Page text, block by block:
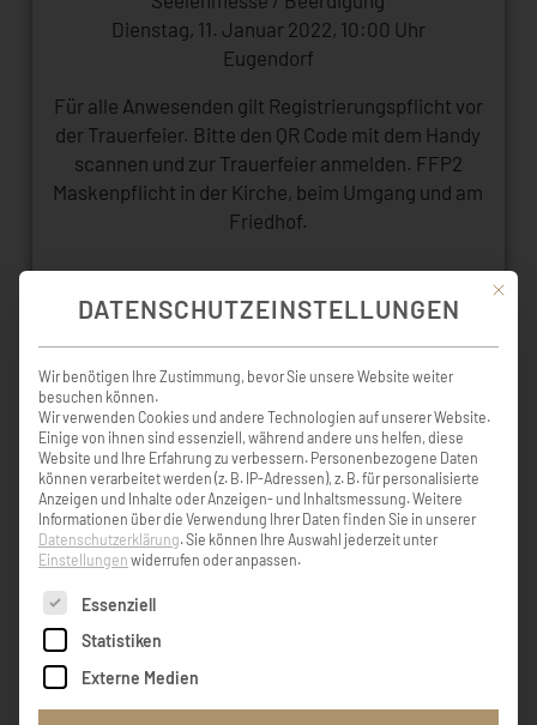
Dienstag, 11. Januar 2022, 10:00 Uhr
Eugendorf
Für alle Anwesenden gilt Registrierungspflicht vor
der Trauerfeier. Bitte den QR Code mit dem Handy
scannen und zur Trauerfeier anmelden. FFP2
Maskenpflicht in der Kirche, beim Umgang und am
Friedhof.
KONDOLENZBUCH ( 13 )
Mit dem Tod eines guten und hilfsbereiten
Menschen verliert man vieles, aber niemals
die gemeinsam verbrachte Zeit. Ruhe in
Frieden lieber Stefan. Liebe Maria und alle
Elisabeth Kaltenegger, Richard Scherfl
Mit
DATENSCHUTZEINSTELLUNGEN
Wir benötigen Ihre Zustimmung, bevor Sie unsere Website weiter
besuchen können.
Wir verwenden Cookies und andere Technologien auf unserer Website.
Einige von ihnen sind essenziell, während andere uns helfen, diese
Website und Ihre Erfahrung zu verbessern. Personenbezogene Daten
können verarbeitet werden (z. B. IP-Adressen), z. B. für personalisierte
Anzeigen und Inhalte oder Anzeigen- und Inhaltsmessung.Weitere
Informationen über die Verwendung Ihrer Daten finden Sie in unserer
Datenschutzerklärung.Sie können Ihre Auswahl jederzeit unter
Einstellungen widerrufen oder anpassen.
Es folgt eine Liste der Service-Gruppen, für die eine
Essenziell
Statistiken
Externe Medien